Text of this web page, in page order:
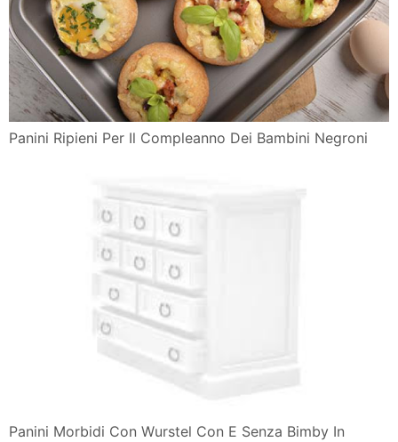
Panini Ripieni Per Il Compleanno Dei Bambini Negroni
Panini Morbidi Con Wurstel Con E Senza Bimby In